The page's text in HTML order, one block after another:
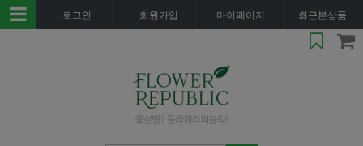
로그인 회원가입 마이페이지 최근본상품